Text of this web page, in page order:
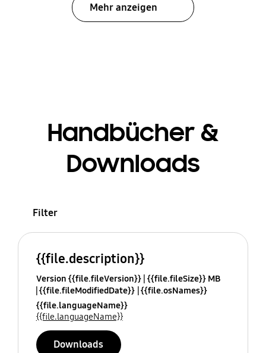
Mehr anzeigen
Handbücher &
Downloads
Filter
{{file.description}}
Version {{file.fileVersion}} {{file.fileSize}} MB
{{file.fileModifiedDate}} {{file.osNames}}
{{file.languageName}}
{{file.languageName}}
Downloads